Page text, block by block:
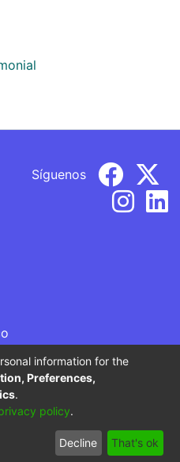
Síguenos
Institución de Educación
a inspección y vigilancia
Educación Nacional.
End User
Agreement
Send
Feedback
information for the
Preferences,
.
policy.
Decline That's ok